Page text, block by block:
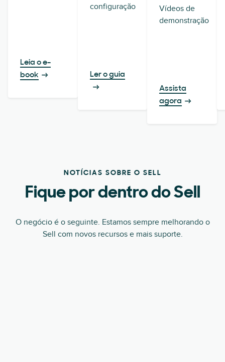
Leia o e-
book
configuração
Ler o guia
Vídeos de
demonstração
Assista
agora
NOTÍCIAS SOBRE O SELL
Fique por dentro do Sell
O negócio é o seguinte. Estamos sempre melhorando o
Sell com novos recursos e mais suporte.